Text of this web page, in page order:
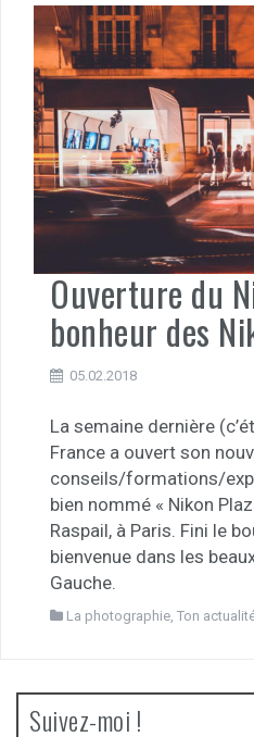
Ouverture du
bonheur des
05.02.2018
La semaine dernière
France a ouvert son
conseils/formations/
bien nommé « Nikon
Raspail, à Paris. Fini le
bienvenue dans les
Gauche.
La photographie, Ton
Suivez-moi !